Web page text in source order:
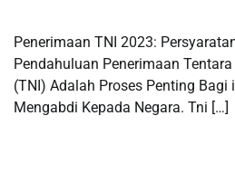
Penerimaan TNI 2023:
Pendahuluan Penerimaan
(TNI) Adalah Proses Penting
Mengabdi Kepada Negara. Tni […]